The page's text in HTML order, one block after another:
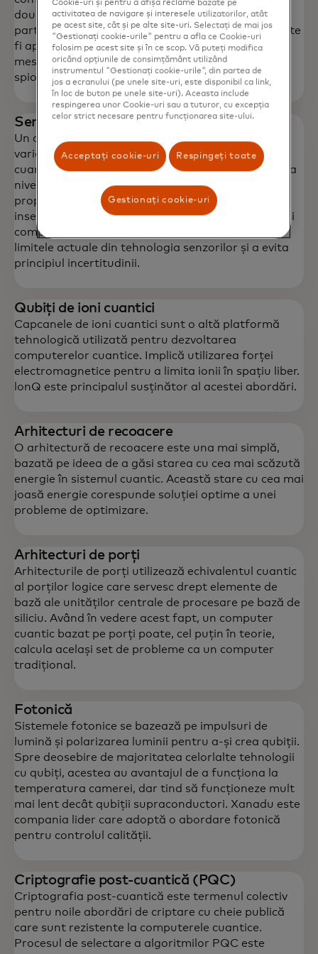
două părți să producă o cheie secretă aleatorie
partajată, cunoscută doar de ele, o cheie care poate
fi apoi utilizată pentru criptarea și decriptarea
mesajelor. Promite să fie invulnerabil la atacuri de
spionaj sau de tip „man-in-the-middle”.
Senzor cuantic
Un dispozitiv care funcționează prin detectarea
variațiilor microgravitației folosind principiile fizicii
cuantice, care se bazează pe manipularea naturii la
nivel submolecular. Sensiunea cuantică utilizează
proprietăți ale mecanicii cuantice, cum ar fi
inseparabilitatea cuantică, interferența cuantică și
comprimarea stărilor cuantice, pentru a depăși
limitele actuale din tehnologia senzorilor și a evita
principiul incertitudinii.
Qubiți de ioni cuantici
Capcanele de ioni cuantici sunt o altă platformă
tehnologică utilizată pentru dezvoltarea
computerelor cuantice. Implică utilizarea forței
electromagnetice pentru a limita ionii în spațiu liber.
lonQ este principalul susținător al acestei abordări.
Arhitecturi de recoacere
O arhitectură de recoacere este una mai simplă,
bazată pe ideea de a găsi starea cu cea mai scăzută
energie în sistemul cuantic. Această stare cu cea mai
joasă energie corespunde soluției optime a unei
probleme de optimizare.
Arhitecturi de porți
Arhitecturile de porți utilizează echivalentul cuantic
al porților logice care servesc drept elemente de
bază ale unităților centrale de procesare pe bază de
siliciu. Având în vedere acest fapt, un computer
cuantic bazat pe porți poate, cel puțin în teorie,
calcula același set de probleme ca un computer
tradițional.
Fotonică
Sistemele fotonice se bazează pe impulsuri de
lumină și polarizarea luminii pentru a-și crea qubiții.
Spre deosebire de majoritatea celorlalte tehnologii
cu qubiți, acestea au avantajul de a funcționa la
temperatura camerei, dar tind să funcționeze mult
mai lent decât qubiții supraconductori. Xanadu este
compania lider care adoptă o abordare fotonică
pentru controlul calității.
Criptografie post-cuantică (PQC)
Criptografia post-cuantică este termenul colectiv
pentru noile abordări de criptare cu cheie publică
care sunt rezistente la computerele cuantice.
Procesul de selectare a algoritmilor PQC este
Cookie-uri și pentru a afișa reclame bazate pe
activitatea de navigare și interesele utilizatorilor, atât
pe acest site, cât și pe alte site-uri. Selectați de mai jos
"Gestionați cookie-urile" pentru a afla ce Cookie-uri
folosim pe acest site și în ce scop. Vă puteți modifica
oricând opțiunile de consimțământ utilizând
instrumentul "Gestionați cookie-urile", din partea de
jos a ecranului (pe unele site-uri, este disponibil ca link,
în loc de buton pe unele site-uri). Aceasta include
respingerea unor Cookie-uri sau a tuturor, cu excepția
celor strict necesare pentru funcționarea site-ului.
Acceptați cookie-uri Respingeți toate
Gestionați cookie-uri